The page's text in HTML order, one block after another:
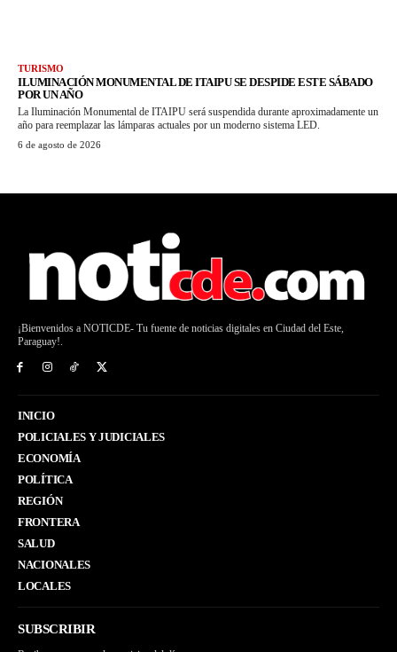
TURISMO
ILUMINACIÓN MONUMENTAL DE ITAIPU SE DESPIDE ESTE SÁBADO
POR UN AÑO
La Iluminación Monumental de ITAIPU será suspendida durante aproximadamente un
año para reemplazar las lámparas actuales por un moderno sistema LED.
6 de agosto de 2026
¡Bienvenidos a NOTICDE- Tu fuente de noticias digitales en Ciudad del Este,
Paraguay!.
INICIO
POLICIALES Y JUDICIALES
ECONOMÍA
POLÍTICA
REGIÓN
FRONTERA
SALUD
NACIONALES
LOCALES
SUBSCRIBIR